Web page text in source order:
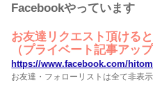
Facebookやっています
お友達リクエスト頂ける
（プライベート記事アップ
https://www.facebook.com/
お友達・フォローリストは全て非表